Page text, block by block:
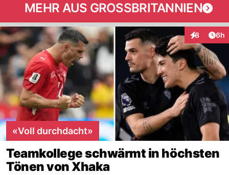
MEHR AUS GROSSBRITANNIEN
8 6h
«Voll durchdacht»
Teamkollege schwärmt in höchsten
Tönen von Xhaka